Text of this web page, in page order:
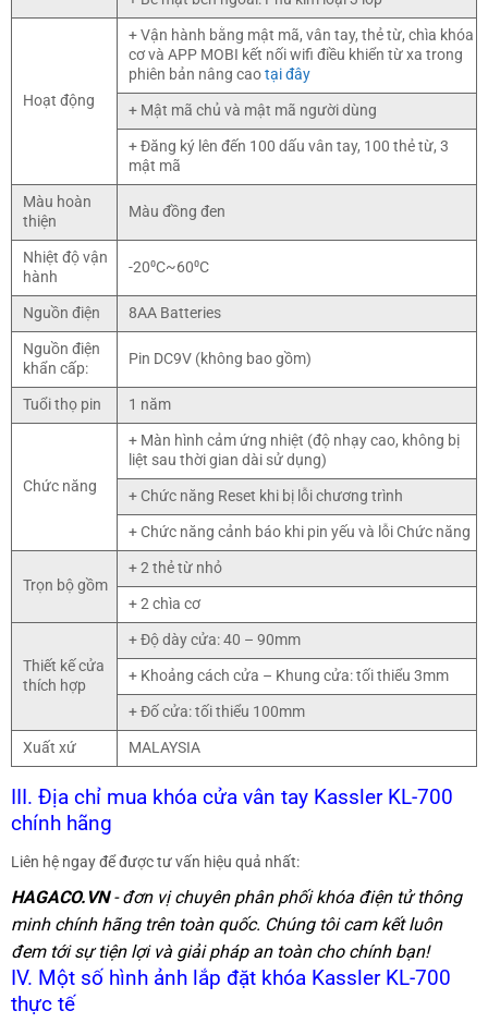
Hoạt động
+ Vận hành bằng mật mã, vân tay, thẻ từ, chìa khóa
cơ và APP MOBI kết nối wifi điều khiển từ xa trong
phiên bản nâng caotại đây
+ Mật mã chủ và mật mã người dùng
+ Đăng ký lên đến 100 dấu vân tay, 100 thẻ từ, 3
mật mã
Màu hoàn
thiện
Màu đồng đen
Nhiệt độ vận
hành
-20⁰C~60⁰C
Nguồn điện
8AA Batteries
Nguồn điện
khẩn cấp:
Pin DC9V (không bao gồm)
Tuổi thọ pin 1 năm
Chức năng
+ Màn hình cảm ứng nhiệt (độ nhạy cao, không bị
liệt sau thời gian dài sử dụng)
+ Chức năng Reset khi bị lỗi chương trình
+ Chức năng cảnh báo khi pin yếu và lỗi Chức năng
Trọn bộ gồm
+ 2 thẻ từ nhỏ
+ 2 chìa cơ
Thiết kế cửa
thích hợp
+ Độ dày cửa: 40 – 90mm
+ Khoảng cách cửa – Khung cửa: tối thiểu 3mm
+ Đố cửa: tối thiểu 100mm
Xuất xứ
MALAYSIA
III. Địa chỉ mua khóa cửa vân tay Kassler KL-700
chính hãng
Liên hệ ngay để được tư vấn hiệu quả nhất:
HAGACO.VN- đơn vị chuyên phân phối khóa điện tử thông
minh chính hãng trên toàn quốc. Chúng tôi cam kết luôn
đem tới sự tiện lợi và giải pháp an toàn cho chính bạn!
IV. Một số hình ảnh lắp đặt khóa Kassler KL-700
thực tế